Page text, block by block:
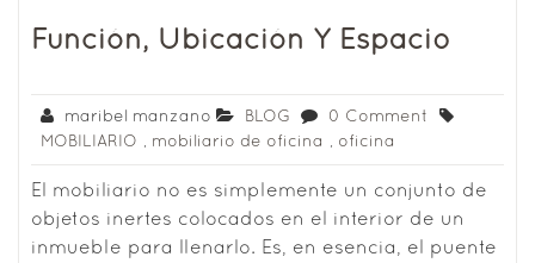
Función, Ubicación Y Espacio
maribel manzano BLOG
0 Comment
MOBILIARIO
mobiliario de oficina oficina
El mobiliario no es simplemente un conjunto de
objetos inertes colocados en el interior de un
inmueble para llenarlo. Es, en esencia, el puente